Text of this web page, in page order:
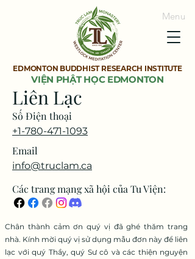
Menu
EDMONTON BUDDHIST RESEARCH INSTITUTE
VIỆN PHẬT HỌC EDMONTON
Liên Lạc
Số Điện thoại
+1-780-471-1093
Email
info@truclam.ca
Các trang mạng xã hội của Tu Viện:
​Chân thành cảm ơn quý vị đã ghé thăm trang
nhà. Kính mời quý vị sử dụng mẫu đơn này để liên
lạc với quý Thầy, quý Sư cô và các thiện nguyện